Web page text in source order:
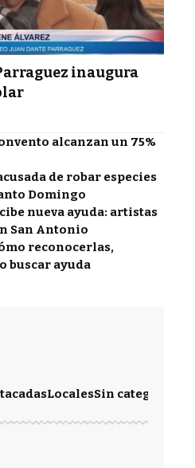
inaugura
alcanzan un 75%
de robar especies
Domingo
nueva ayuda: artistas
San Antonio
reconocerlas,
buscar ayuda
LocalesSin categoría